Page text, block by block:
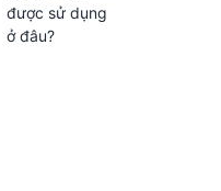
được sử dụng
ở đâu?